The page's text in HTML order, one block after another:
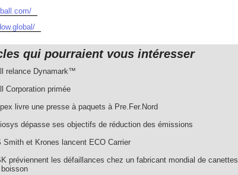
qui pourraient vous intéresser
relance Dynamark™
Corporation primée
livre une presse à paquets à Pre.Fer.Nord
dépasse ses objectifs de réduction des émissions
Smith et Krones lancent ECO Carrier
préviennent les défaillances chez un fabricant mondial de canettes